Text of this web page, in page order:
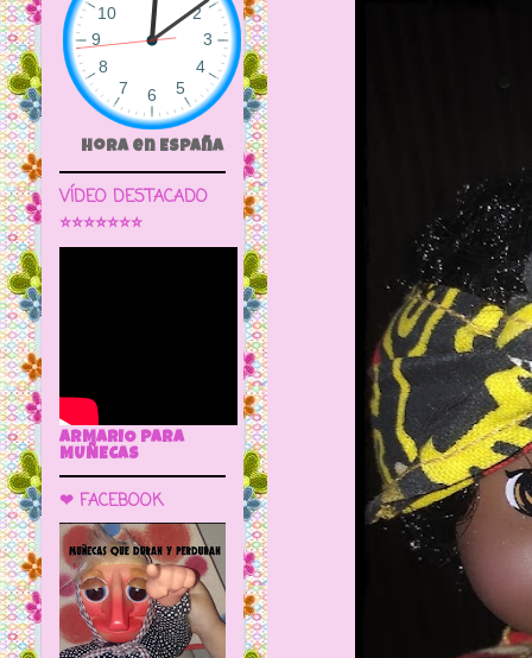
Hora en España
VÍDEO DESTACADO
⭐⭐⭐⭐⭐⭐⭐
ARMARIO PARA
MUÑECAS
❤ FACEBOOK